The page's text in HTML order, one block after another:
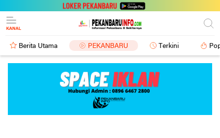
Berita Utama PEKANBARU Terkini